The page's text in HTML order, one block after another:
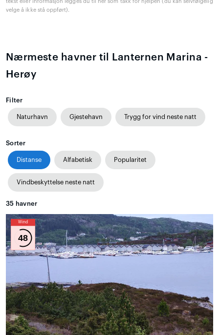
tekst eller informasjon legges du til her som takk for hjelpen (du kan selvfølgelig
velge å ikke stå oppført).
Nærmeste havner til Lanternen Marina -
Herøy
Filter
Naturhavn Gjestehavn Trygg for vind neste natt
Sorter
Distanse Alfabetisk Popularitet
Vindbeskyttelse neste natt
35 havner
Wind
48